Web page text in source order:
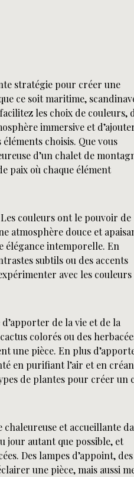
stratégie pour créer une
ce soit maritime,
les choix de couleurs,
immersive et
choisis. Que vous
d’un chalet de
paix où chaque élément
couleurs ont le pouvoir de
atmosphère douce et
élégance intemporelle. En
subtils ou des accents
avec les couleurs
de la vie et de la
colorés ou des
une pièce. En plus
en purifiant l’air et en
de plantes pour créer un
et accueillante
jour autant que possible, et
Des lampes d’appoint, des
une pièce, mais aussi